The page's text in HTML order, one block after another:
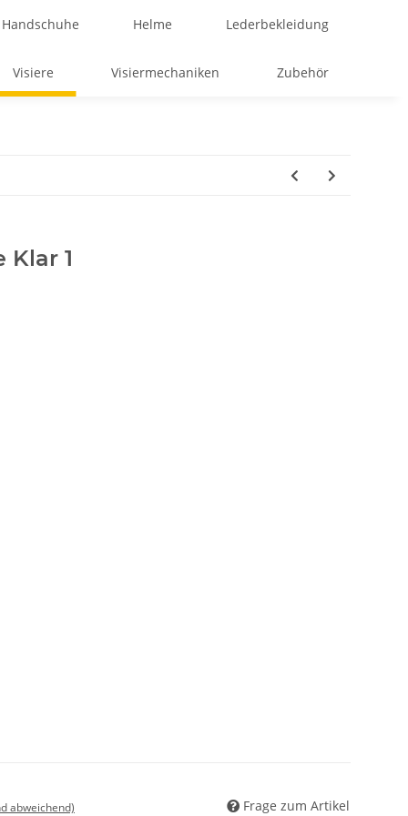
Handschuhe Helme Lederbekleidung
Visiere Visiermechaniken Zubehör
Klar 1
abweichend) Frage zum Artikel